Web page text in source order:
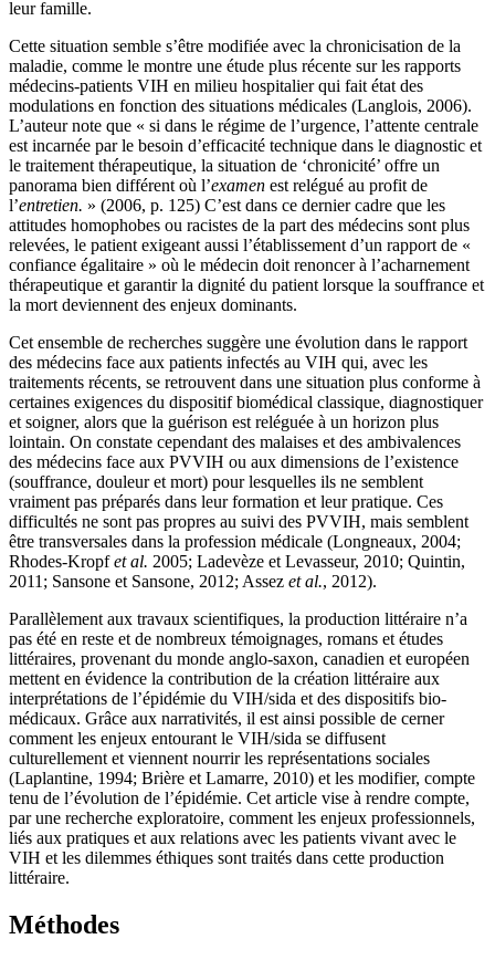
leur famille.
Cette situation semble s’être modifiée avec la chronicisation de la
maladie, comme le montre une étude plus récente sur les rapports
médecins-patients VIH en milieu hospitalier qui fait état des
modulations en fonction des situations médicales (Langlois, 2006).
L’auteur note que « si dans le régime de l’urgence, l’attente centrale
est incarnée par le besoin d’efficacité technique dans le diagnostic et
le traitement thérapeutique, la situation de ‘chronicité’ offre un
panorama bien différent où l’examen est relégué au profit de
l’entretien. » (2006, p. 125) C’est dans ce dernier cadre que les
attitudes homophobes ou racistes de la part des médecins sont plus
relevées, le patient exigeant aussi l’établissement d’un rapport de «
confiance égalitaire » où le médecin doit renoncer à l’acharnement
thérapeutique et garantir la dignité du patient lorsque la souffrance et
la mort deviennent des enjeux dominants.
Cet ensemble de recherches suggère une évolution dans le rapport
des médecins face aux patients infectés au VIH qui, avec les
traitements récents, se retrouvent dans une situation plus conforme à
certaines exigences du dispositif biomédical classique, diagnostiquer
et soigner, alors que la guérison est reléguée à un horizon plus
lointain. On constate cependant des malaises et des ambivalences
des médecins face aux PVVIH ou aux dimensions de l’existence
(souffrance, douleur et mort) pour lesquelles ils ne semblent
vraiment pas préparés dans leur formation et leur pratique. Ces
difficultés ne sont pas propres au suivi des PVVIH, mais semblent
être transversales dans la profession médicale (Longneaux, 2004;
Rhodes-Kropfet al. 2005; Ladevèze et Levasseur, 2010; Quintin,
2011; Sansone et Sansone, 2012; Assez et al., 2012).
Parallèlement aux travaux scientifiques, la production littéraire n’a
pas été en reste et de nombreux témoignages, romans et études
littéraires, provenant du monde anglo-saxon, canadien et européen
mettent en évidence la contribution de la création littéraire aux
interprétations de l’épidémie du VIH/sida et des dispositifs bio-
médicaux. Grâce aux narrativités, il est ainsi possible de cerner
comment les enjeux entourant le VIH/sida se diffusent
culturellement et viennent nourrir les représentations sociales
(Laplantine, 1994; Brière et Lamarre, 2010) et les modifier, compte
tenu de l’évolution de l’épidémie. Cet article vise à rendre compte,
par une recherche exploratoire, comment les enjeux professionnels,
liés aux pratiques et aux relations avec les patients vivant avec le
VIH et les dilemmes éthiques sont traités dans cette production
littéraire.
Méthodes